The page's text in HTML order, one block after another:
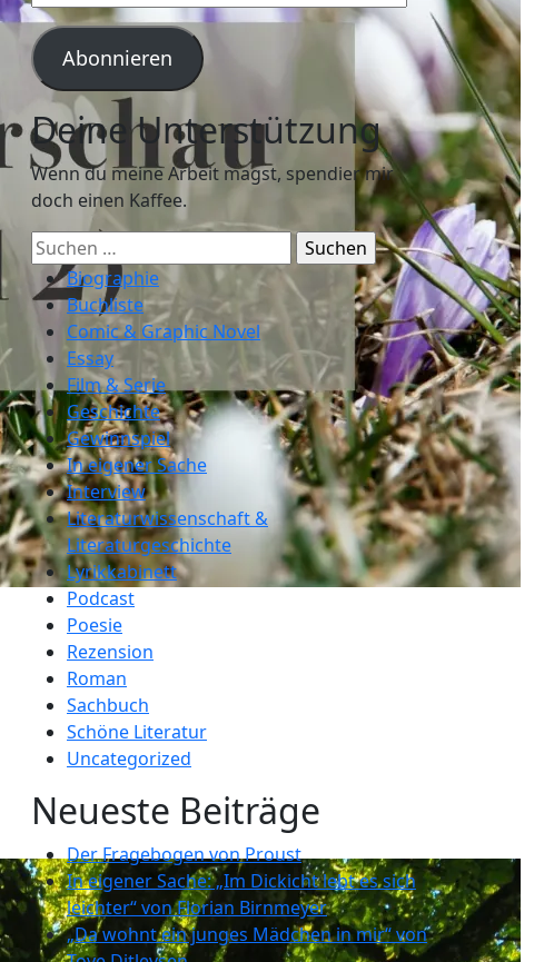
Mail-
Adresse
Abonnieren
Deine Unterstützung
Wenn du meine Arbeit magst, spendier mir
doch einen Kaffee.
Suchen
nach:Biographie
Buchliste
Comic & Graphic Novel
Essay
Film & Serie
Geschichte
Gewinnspiel
In eigener Sache
Interview
Literaturwissenschaft &
Literaturgeschichte
Lyrikkabinett
Podcast
Poesie
Rezension
Roman
Sachbuch
Schöne Literatur
Uncategorized
Neueste Beiträge
Der Fragebogen von Proust
In eigener Sache: „Im Dickicht lebt es sich
leichter“ von Florian Birnmeyer
„Da wohnt ein junges Mädchen in mir“ von